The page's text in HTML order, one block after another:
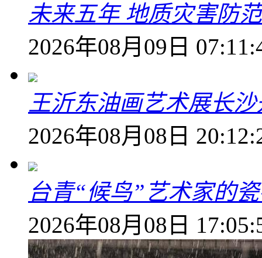
未来五年 地质灾害防
2026年08月09日
王沂东油画艺术展长
2026年08月08日
台青“候鸟”艺术家的
2026年08月08日